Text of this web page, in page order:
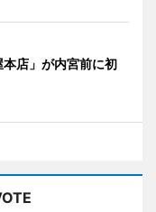
店」が内宮前に初